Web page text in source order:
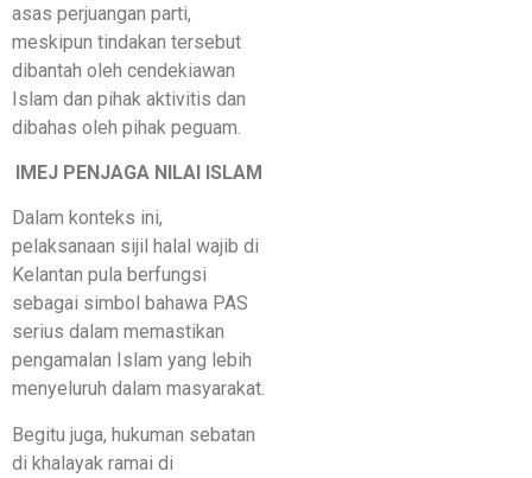
asas perjuangan parti,
meskipun tindakan tersebut
dibantah oleh cendekiawan
Islam dan pihak aktivitis dan
dibahas oleh pihak peguam.
IMEJ PENJAGA NILAI ISLAM
Dalam konteks ini,
pelaksanaan sijil halal wajib di
Kelantan pula berfungsi
sebagai simbol bahawa PAS
serius dalam memastikan
pengamalan Islam yang lebih
menyeluruh dalam masyarakat.
Begitu juga, hukuman sebatan
di khalayak ramai di